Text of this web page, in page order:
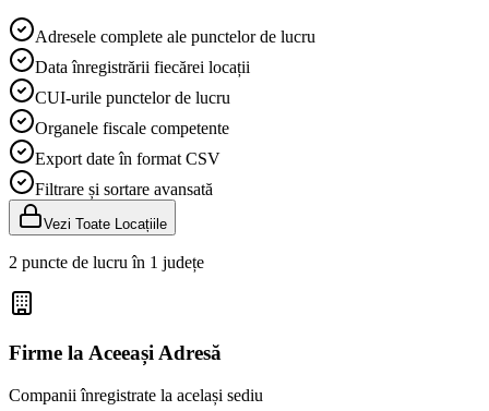
Adresele complete ale punctelor de lucru
Data înregistrării fiecărei locații
CUI-urile punctelor de lucru
Organele fiscale competente
Export date în format CSV
Filtrare și sortare avansată
Vezi Toate Locațiile
2 puncte de lucru în 1 județe
Firme la Aceeași Adresă
Companii înregistrate la același sediu